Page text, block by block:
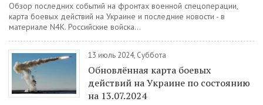
Обзор последних событий на фронтах военной спецоперации,
карта боевых действий на Украине и последние новости - в
материале N4K. Российские войска...
13 июль 2024, Суббота
Обновлённая карта боевых
действий на Украине по состоянию
на 13.07.2024